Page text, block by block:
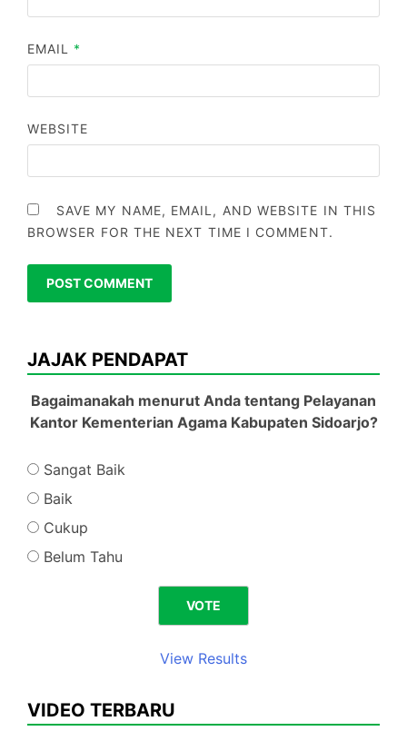
EMAIL *
WEBSITE
SAVE MY NAME, EMAIL, AND WEBSITE IN THIS
BROWSER FOR THE NEXT TIME I COMMENT.
JAJAK PENDAPAT
Bagaimanakah menurut Anda tentang Pelayanan
Kantor Kementerian Agama Kabupaten Sidoarjo?
Sangat Baik
Baik
Cukup
Belum Tahu
View Results
VIDEO TERBARU